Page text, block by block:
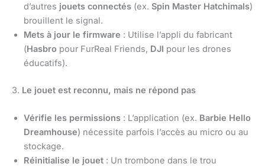
d’autres jouets connectés (ex. Spin Master Hatchimals)
brouillent le signal.
Mets à jour le firmware : Utilise l’appli du fabricant
(Hasbro pour FurReal Friends, DJI pour les drones
éducatifs).
3. Le jouet est reconnu, mais ne répond pas
Vérifie les permissions : L’application (ex. Barbie Hello
Dreamhouse) nécessite parfois l’accès au micro ou au
stockage.
Réinitialise le jouet : Un trombone dans le trou